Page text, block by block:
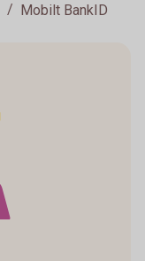
Mobilt BankID